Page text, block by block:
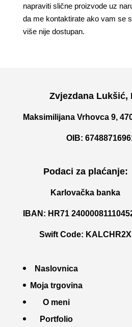
napraviti slične proizvode uz
da me kontaktirate ako vam se
više nije dostupan.
Zvjezdana Lukšić,
Maksimilijana Vrhovca 9,
OIB:
Podaci za plaćanje:
Karlovačka banka
IBAN: HR71
Swift Code: KALCHR2X
Naslovnica
Moja trgovina
O meni
Portfolio